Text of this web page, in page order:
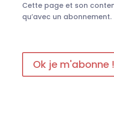
Cette page et son
qu’avec un abonnement.
Ok je m'abonne !